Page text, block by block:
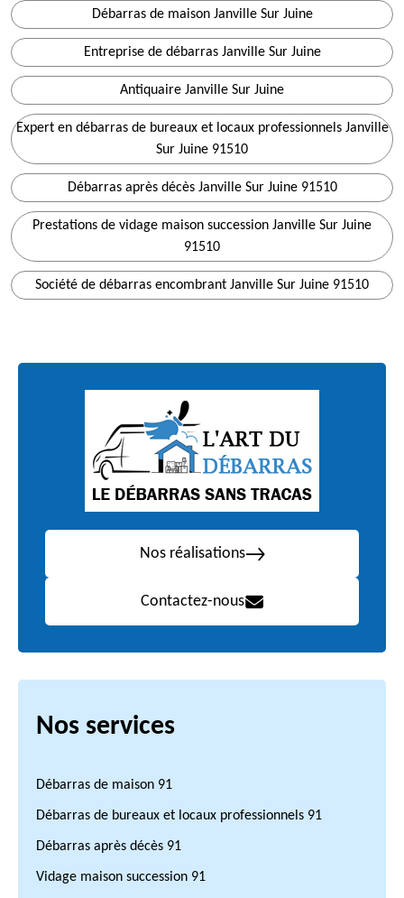
Débarras de maison Janville Sur Juine
Entreprise de débarras Janville Sur Juine
Antiquaire Janville Sur Juine
Expert en débarras de bureaux et locaux professionnels Janville
Sur Juine 91510
Débarras après décès Janville Sur Juine 91510
Prestations de vidage maison succession Janville Sur Juine
91510
Société de débarras encombrant Janville Sur Juine 91510
Nos réalisations
Contactez-nous
Nos services
Débarras de maison 91
Débarras de bureaux et locaux professionnels 91
Débarras après décès 91
Vidage maison succession 91